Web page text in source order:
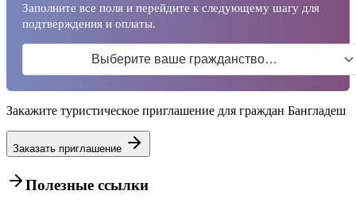
Заполните все поля и перейдите к следующему шагу для
подтверждения и оплаты.
Выберите ваше гражданство…
Закажите туристическое приглашение для граждан Бангладеш
Заказать приглашение
Полезные ссылки